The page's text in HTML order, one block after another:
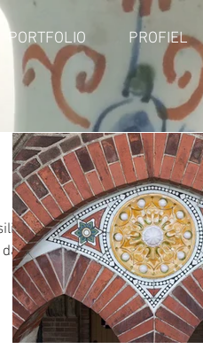
PORTFOLIO PROFIEL